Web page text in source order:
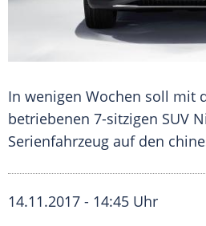
In wenigen Wochen soll mit
betriebenen 7-sitzigen SUV
Serienfahrzeug auf den
14.11.2017 - 14:45 Uhr